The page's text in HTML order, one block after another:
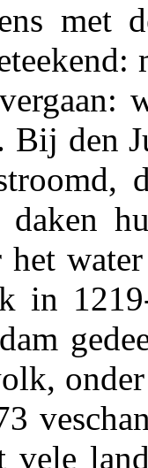
met
Bij den
het
in